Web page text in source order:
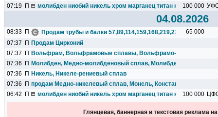
07:19
П молибден ниобий никель хром марганец титан кремний чугун
100 000
04.08.2026
08:33 П Продам трубы и балки
65 000
07:37
П Продам Цирконий
07:37
П Вольфрам, Вольфрамовые сплавы, Вольфрамо-рениевые
07:36
П Молибден, Медно-молибденовый сплав, Молибдено-рениевый
07:36
П Никель, Никеле-рениевый сплав
07:36
П продам Медно-никелевый сплав, Монель, Константан.
06:42
П молибден ниобий никель хром марганец титан кремний чугун
100 000
Глянцевая, баннерная и текстовая реклама